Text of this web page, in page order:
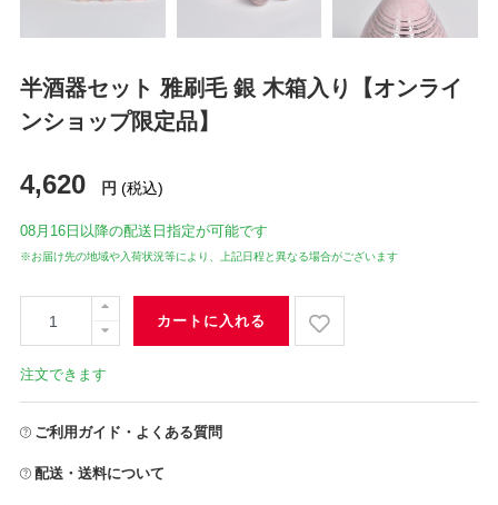
半酒器セット 雅刷毛 銀 木箱入り【オンライ
ンショップ限定品】
4,620 円 (税込)
08月16日 以降の配送日指定が可能です
※お届け先の地域や入荷状況等により、上記日程と異なる場合がございます
カートに入れる
注文できます
ご利用ガイド・よくある質問
配送・送料について